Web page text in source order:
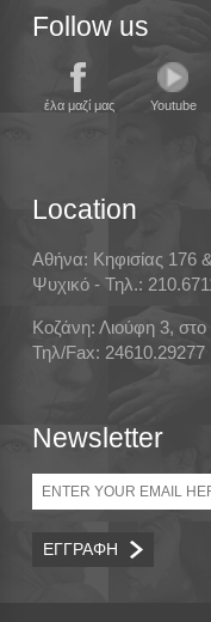
Follow us
έλα μαζί μας Youtube
Location
Αθήνα: Κηφισίας 176
Ψυχικό - Τηλ.:
Κοζάνη: Λιούφη 3,
Τηλ/Fax: 24610.29277
Newsletter
Email